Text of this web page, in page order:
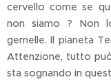
cervello come se
non siamo ? Non
gemelle. Il pianeta
Attenzione, tutto
sta sognando in